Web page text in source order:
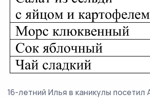
16-летний Илья в каникулы посетил